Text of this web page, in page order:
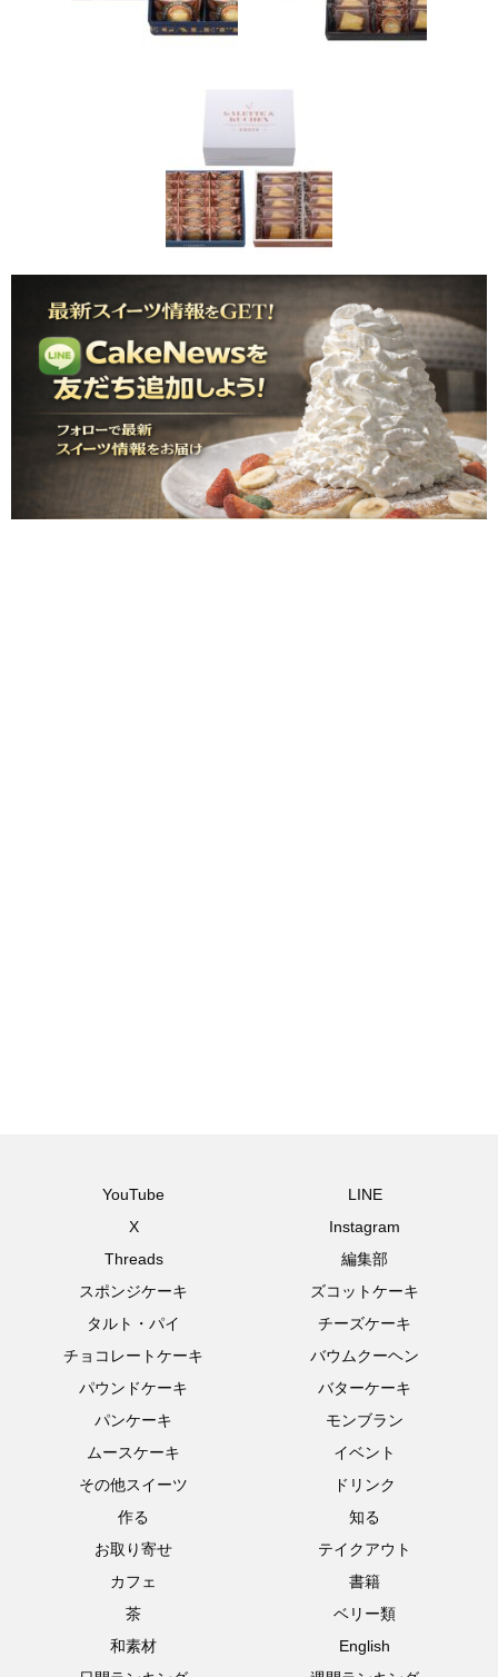
YouTube
LINE
X
Instagram
Threads
編集部
スポンジケーキ
ズコットケーキ
タルト・パイ
チーズケーキ
チョコレートケーキ
バウムクーヘン
パウンドケーキ
バターケーキ
パンケーキ
モンブラン
ムースケーキ
イベント
その他スイーツ
ドリンク
作る
知る
お取り寄せ
テイクアウト
カフェ
書籍
茶
ベリー類
和素材
English